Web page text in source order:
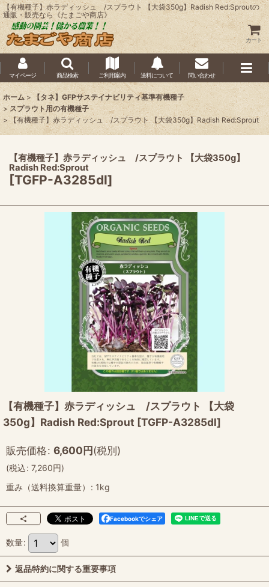
【有機種子】赤ラディッシュ /スプラウト 【大袋350g】Radish Red:Sproutの
通販・販売なら《たまごや商店》
カート
マイページ 商品検索 ご利用案内 送料について 問い合わせ
ホーム > 【タネ】GFPサステイナビリティ基準有機種子
> スプラウト用の有機種子
> 【有機種子】赤ラディッシュ /スプラウト 【大袋350g】Radish Red:Sprout
【有機種子】赤ラディッシュ /スプラウト 【大袋350g】
Radish Red:Sprout
[TGFP-A3285dl]
【有機種子】赤ラディッシュ /スプラウト 【大袋
350g】Radish Red:Sprout [TGFP-A3285dl]
販売価格: 6,600円(税別)
(税込: 7,260円)
重み（送料換算重量）
: 1kg
Facebookでシェア
数量: 個
返品特約に関する重要事項